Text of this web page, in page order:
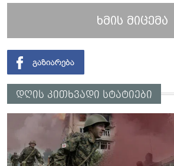
ხმის მიცემა
დღის კითხვადი სტატიები